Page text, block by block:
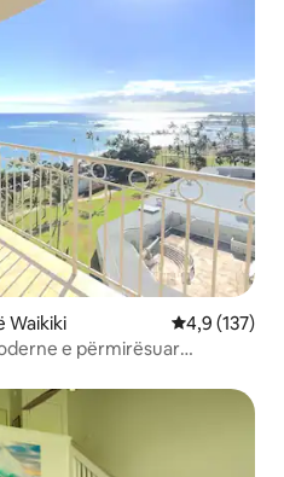
Waikiki Vlerësimi
4,9 (137)
e përmirësuar